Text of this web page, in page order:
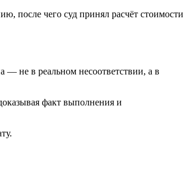
после чего суд принял расчёт стоимости
— не в реальном несоответствии, а в
факт выполнения и